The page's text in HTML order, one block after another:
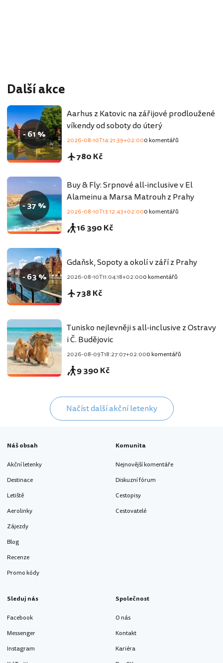
Další akce
- 61 %
Aarhus z Katovic na zářijové prodloužené
víkendy od soboty do úterý
2026-08-10T14:21:39+02:000 komentářů
780 Kč
- 37 %
Buy & Fly: Srpnové all-inclusive v El
Alameinu a Marsa Matrouh z Prahy
2026-08-10T13:12:43+02:000 komentářů
16 390 Kč
- 63 %
Gdaňsk, Sopoty a okolí v září z Prahy
2026-08-10T11:04:18+02:000 komentářů
738 Kč
Tunisko nejlevněji s all-inclusive z Ostravy
i Č. Budějovic
2026-08-09T18:27:07+02:000 komentářů
9 390 Kč
Načíst další akční letenky
Náš obsah
Akční letenky
Destinace
Letiště
Aerolinky
Zájezdy
Blog
Recenze
Promo kódy
Komunita
Nejnovější komentáře
Diskuzní fórum
Cestopisy
Cestovatelé
Sleduj nás
Facebook
Messenger
Instagram
Společnost
O nás
Kontakt
Kariéra